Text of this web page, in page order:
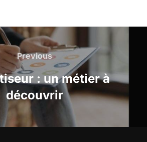
Previous
Previous
: un métier à
découvrir